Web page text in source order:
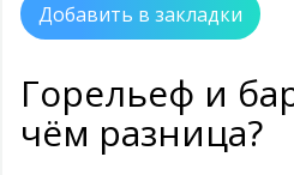
Добавить в закладки
Горельеф и
чём разница?